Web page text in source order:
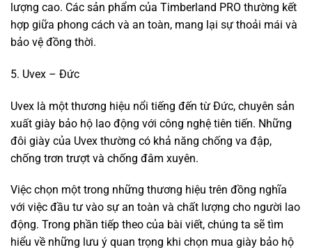
lượng cao. Các sản phẩm của Timberland PRO thường kết
hợp giữa phong cách và an toàn, mang lại sự thoải mái và
bảo vệ đồng thời.
5. Uvex – Đức
Uvex là một thương hiệu nổi tiếng đến từ Đức, chuyên sản
xuất giày bảo hộ lao động với công nghệ tiên tiến. Những
đôi giày của Uvex thường có khả năng chống va đập,
chống trơn trượt và chống đâm xuyên.
Việc chọn một trong những thương hiệu trên đồng nghĩa
với việc đầu tư vào sự an toàn và chất lượng cho người lao
động. Trong phần tiếp theo của bài viết, chúng ta sẽ tìm
hiểu về những lưu ý quan trọng khi chọn mua giày bảo hộ